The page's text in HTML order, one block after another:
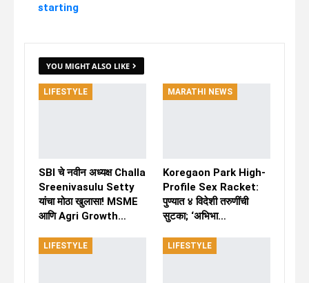
starting
YOU MIGHT ALSO LIKE
LIFESTYLE
SBI चे नवीन अध्यक्ष Challa
Sreenivasulu Setty
यांचा मोठा खुलासा! MSME
आणि Agri Growth…
MARATHI NEWS
Koregaon Park High-
Profile Sex Racket:
पुण्यात ४ विदेशी तरुणींची
सुटका; ‘अभिभा…
LIFESTYLE LIFESTYLE